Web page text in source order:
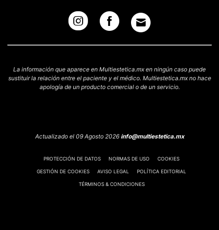
La información que aparece en Multiestetica.mx en ningún caso puede
sustituir la relación entre el paciente y el médico. Multiestetica.mx no hace
apología de un producto comercial o de un servicio.
Actualizado el 09 Agosto 2026 info@multiestetica.mx
PROTECCIÓN DE DATOS NORMAS DE USO COOKIES
GESTIÓN DE COOKIES AVISO LEGAL POLÍTICA EDITORIAL
TÉRMINOS & CONDICIONES